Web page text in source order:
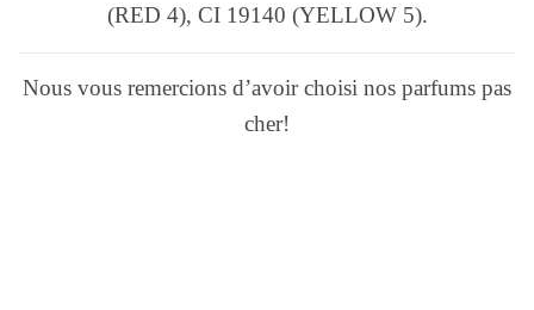
(RED 4), CI 19140 (YELLOW 5).
Nous vous remercions d’avoir choisi nos parfums pas
cher!